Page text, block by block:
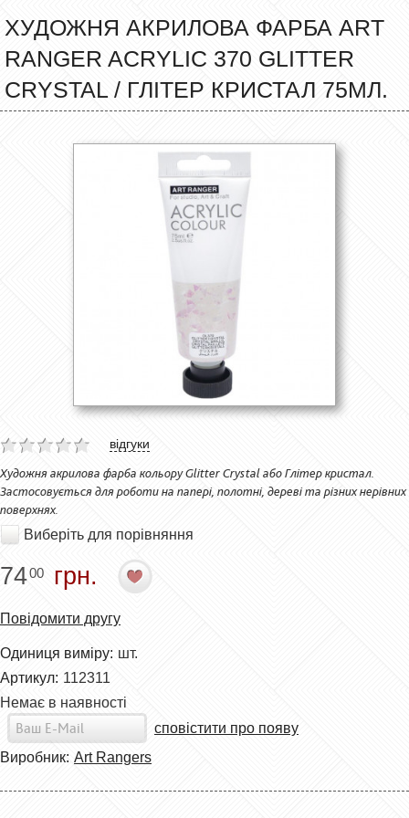
ХУДОЖНЯ АКРИЛОВА ФАРБА ART
RANGER ACRYLIC 370 GLITTER
CRYSTAL / ГЛІТЕР КРИСТАЛ 75МЛ.
відгуки
Художня акрилова фарба кольору Glitter Crystal або Глітер кристал.
Застосовується для роботи на папері, полотні, дереві та різних нерівних
поверхнях.
Виберіть для порівняння
7400 грн.
Повідомити другу
Одиниця виміру: шт.
Артикул: 112311
Немає в наявності
сповістити про появу
Виробник: Art Rangers